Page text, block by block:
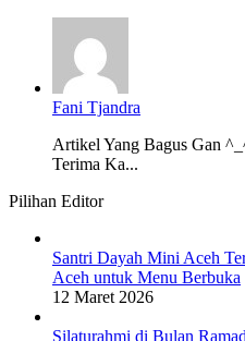
Fani Tjandra
Artikel Yang Bagus Gan
Terima Ka...
Pilihan Editor
Santri Dayah Mini Aceh
Aceh untuk Menu Berbuka
12 Maret 2026
Silaturahmi di Bulan